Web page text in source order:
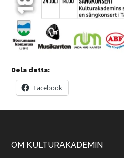
Dela detta:
Facebook
Footer
OM KULTURAKADEMIN